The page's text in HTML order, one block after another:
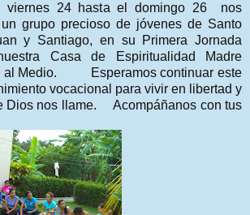
viernes 24 hasta el domingo 26 nos
grupo precioso de jóvenes de Santo
y Santiago, en su Primera Jornada
Casa de Espiritualidad Madre
al Medio. Esperamos continuar este
vocacional para vivir en libertad y
Dios nos llame. Acompáñanos con tus